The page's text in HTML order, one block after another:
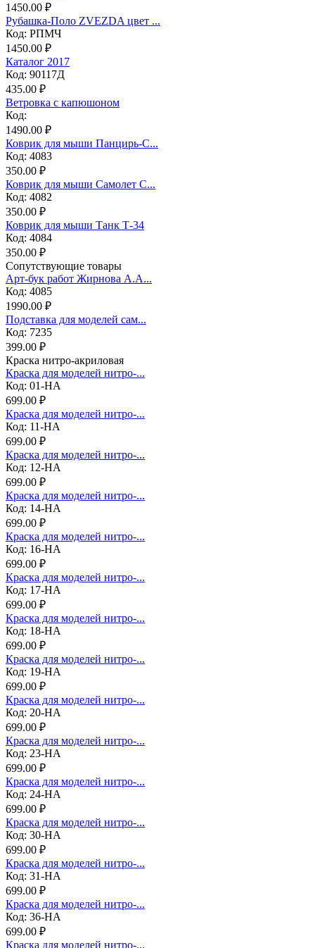
1450.00 ₽
Рубашка-Поло ZVEZDA цвет ...
Код: РПМЧ
1450.00 ₽
Каталог 2017
Код: 90117Д
435.00 ₽
Ветровка с капюшоном
Код:
1490.00 ₽
Коврик для мыши Панцирь-С...
Код: 4083
350.00 ₽
Коврик для мыши Самолет С...
Код: 4082
350.00 ₽
Коврик для мыши Танк Т-34
Код: 4084
350.00 ₽
Сопутствующие товары
Арт-бук работ Жирнова А.А...
Код: 4085
1990.00 ₽
Подставка для моделей сам...
Код: 7235
399.00 ₽
Краска нитро-акриловая
Краска для моделей нитро-...
Код: 01-НА
699.00 ₽
Краска для моделей нитро-...
Код: 11-НА
699.00 ₽
Краска для моделей нитро-...
Код: 12-НА
699.00 ₽
Краска для моделей нитро-...
Код: 14-НА
699.00 ₽
Краска для моделей нитро-...
Код: 16-НА
699.00 ₽
Краска для моделей нитро-...
Код: 17-НА
699.00 ₽
Краска для моделей нитро-...
Код: 18-НА
699.00 ₽
Краска для моделей нитро-...
Код: 19-НА
699.00 ₽
Краска для моделей нитро-...
Код: 20-НА
699.00 ₽
Краска для моделей нитро-...
Код: 23-НА
699.00 ₽
Краска для моделей нитро-...
Код: 24-НА
699.00 ₽
Краска для моделей нитро-...
Код: 30-НА
699.00 ₽
Краска для моделей нитро-...
Код: 31-НА
699.00 ₽
Краска для моделей нитро-...
Код: 36-НА
699.00 ₽
Краска для моделей нитро-...